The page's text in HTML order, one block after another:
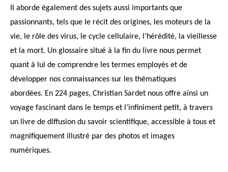
Il aborde également des sujets aussi importants que
passionnants, tels que le récit des origines, les moteurs de la
vie, le rôle des virus, le cycle cellulaire, l’hérédité, la vieillesse
et la mort. Un glossaire situé à la fin du livre nous permet
quant à lui de comprendre les termes employés et de
développer nos connaissances sur les thématiques
abordées. En 224 pages, Christian Sardet nous offre ainsi un
voyage fascinant dans le temps et l’infiniment petit, à travers
un livre de diffusion du savoir scientifique, accessible à tous et
magnifiquement illustré par des photos et images
numériques.